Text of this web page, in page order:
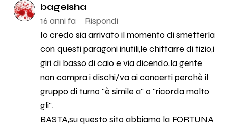
bageisha
16 anni fa
Rispondi
Io credo sia arrivato il momento di smetterla
con questi paragoni inutili,le chittarre di tizio,i
giri di basso di caio e via dicendo,la gente
non compra i dischi/va ai concerti perchè il
gruppo di turno ''è simile a'' o ''ricorda molto
gli''.
BASTA,su questo sito abbiamo la FORTUNA